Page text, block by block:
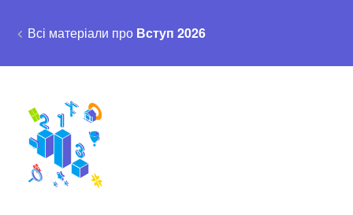
Всі матеріали про Вступ 2026